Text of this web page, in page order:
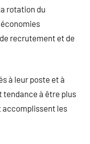
rotation du
recrutement et de
à leur poste et à
tendance à être plus
accomplissent les